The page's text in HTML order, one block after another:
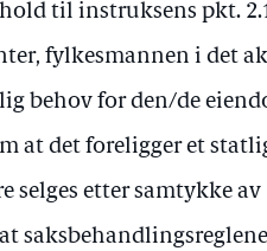
til instruksens pkt.
fylkesmannen i det
behov for den/de
at det foreligger et
selges etter samtykke av